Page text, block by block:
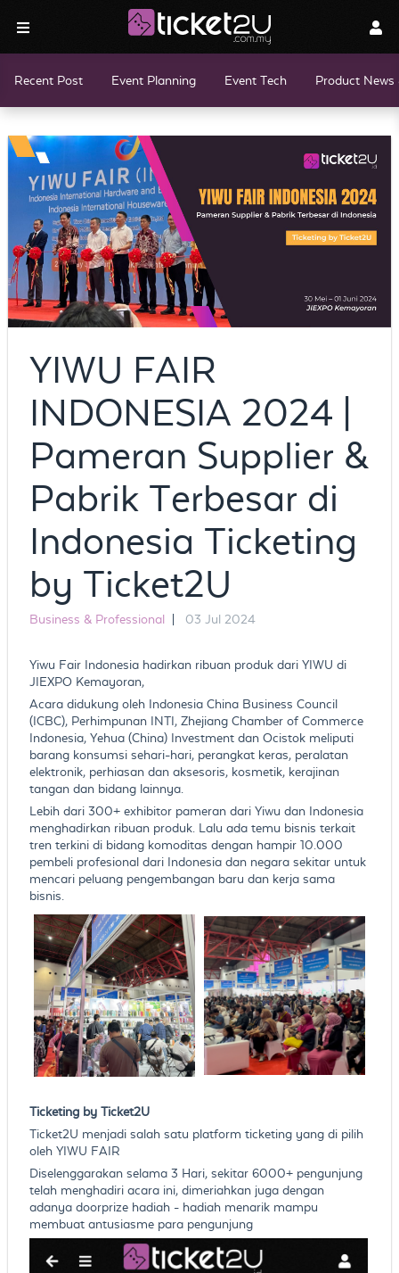
Recent Post Event Planning Event Tech Product News
YIWU FAIR
INDONESIA 2024 |
Pameran Supplier &
Pabrik Terbesar di
Indonesia Ticketing
by Ticket2U
Business & Professional 03 Jul 2024
Yiwu Fair Indonesia hadirkan ribuan produk dari YIWU di
JIEXPO Kemayoran,
Acara didukung oleh Indonesia China Business Council
(ICBC), Perhimpunan INTI, Zhejiang Chamber of Commerce
Indonesia, Yehua (China) Investment dan Ocistok meliputi
barang konsumsi sehari-hari, perangkat keras, peralatan
elektronik, perhiasan dan aksesoris, kosmetik, kerajinan
tangan dan bidang lainnya.
Lebih dari 300+ exhibitor pameran dari Yiwu dan Indonesia
menghadirkan ribuan produk. Lalu ada temu bisnis terkait
tren terkini di bidang komoditas dengan hampir 10.000
pembeli profesional dari Indonesia dan negara sekitar untuk
mencari peluang pengembangan baru dan kerja sama
bisnis.
Ticketing by Ticket2U
Ticket2U menjadi salah satu platform ticketing yang di pilih
oleh YIWU FAIR
Diselenggarakan selama 3 Hari, sekitar 6000+ pengunjung
telah menghadiri acara ini, dimeriahkan juga dengan
adanya doorprize hadiah - hadiah menarik mampu
membuat antusiasme para pengunjung